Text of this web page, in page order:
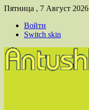
Пятница , 7 Август 2026
Войти
Switch skin